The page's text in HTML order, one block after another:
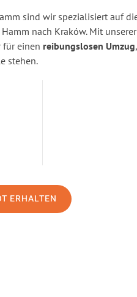
sind wir spezialisiert auf
nach Kraków. Mit
für einen reibungslosen Umzug
stehen.
ERHALTEN